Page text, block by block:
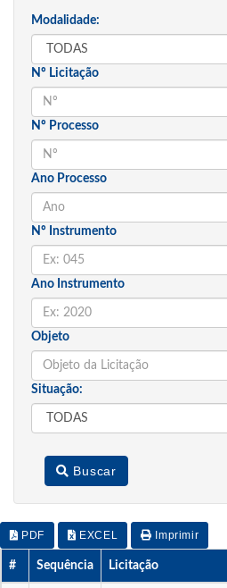
Modalidade:
Nº Licitação
Nº Processo
Ano Processo
Nº Instrumento
Ano Instrumento
Objeto
Situação:
Buscar
PDF EXCEL Imprimir
# Sequência Licitação